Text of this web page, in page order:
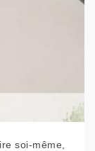
soi-même,